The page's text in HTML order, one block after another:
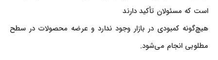
است که مسئولان تأکید دارند
هیچ‌گونه کمبودی در بازار وجود ندارد و عرضه محصولات در سطح
مطلوبی انجام می‌شود.